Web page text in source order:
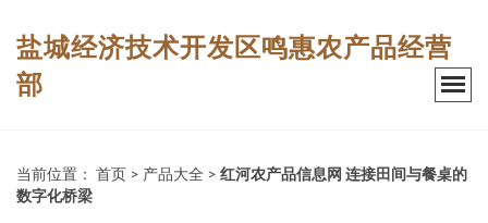
盐城经济技术开发区鸣惠农产品经营
部
当前位置： 首页 > 产品大全 > 红河农产品信息网 连接田间与餐桌的
数字化桥梁